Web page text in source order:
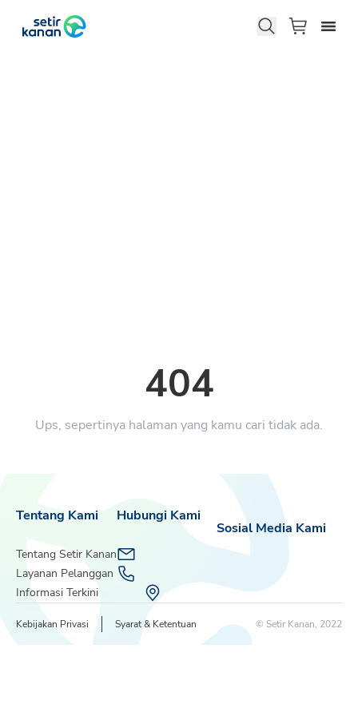
404
Ups, sepertinya halaman yang kamu cari tidak ada.
Tentang Kami
Tentang Setir Kanan
Layanan Pelanggan
Informasi Terkini
Sosial Media Kami
Hubungi Kami
Kebijakan Privasi Syarat & Ketentuan © Setir Kanan, 2022